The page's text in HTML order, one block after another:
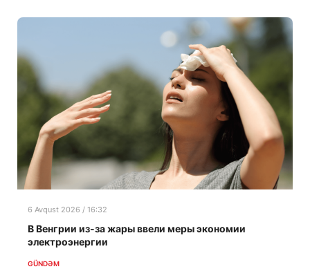
6 Avqust 2026 / 16:32
В Венгрии из-за жары ввели меры экономии
электроэнергии
GÜNDƏM